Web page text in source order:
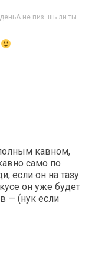
не пиз..шь ли ты
кавном,
само по
если он на тазу
он уже будет
— (нук если